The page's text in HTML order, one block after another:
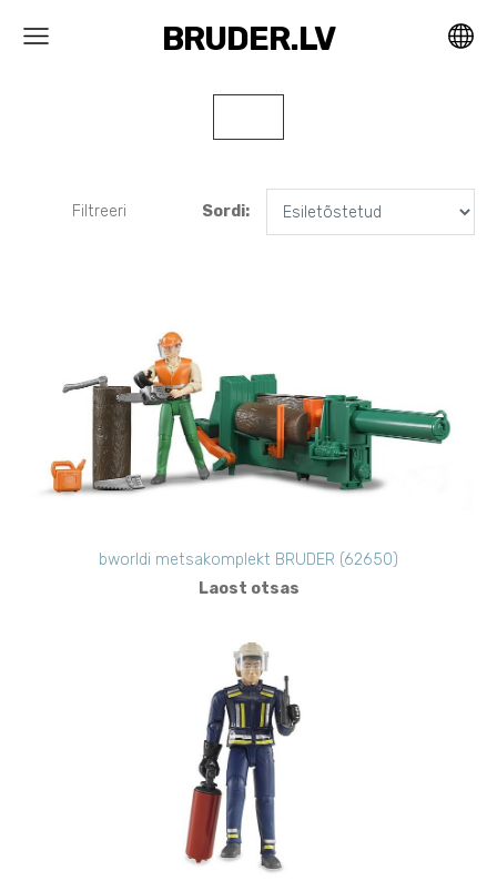
BRUDER.LV
Filtreeri Sordi:
bworldi metsakomplekt BRUDER (62650)
Laost otsas